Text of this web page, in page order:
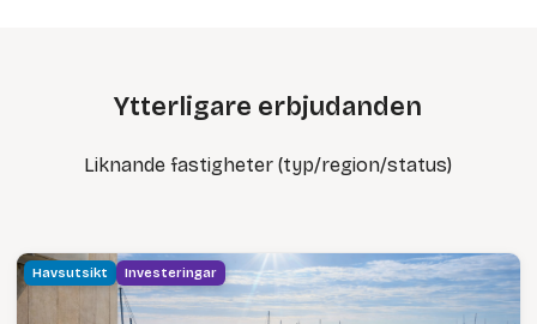
Ytterligare erbjudanden
Liknande fastigheter (typ/region/status)
Havsutsikt Investeringar